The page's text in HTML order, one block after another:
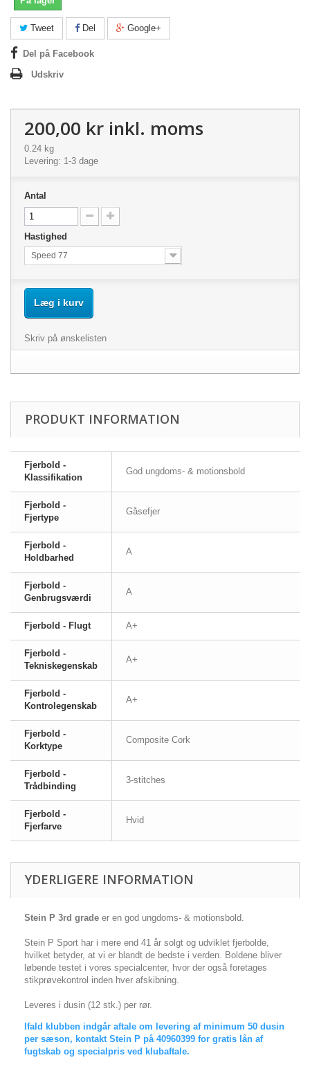
Tweet Del Google+
Del på Facebook
Udskriv
200,00 kr inkl. moms
0.24 kg
Levering: 1-3 dage
Antal
Hastighed
Speed 77
Læg i kurv
Skriv på ønskelisten
PRODUKT INFORMATION
Fjerbold -
Klassifikation
God ungdoms- & motionsbold
Fjerbold -
Fjertype
Gåsefjer
Fjerbold -
Holdbarhed
A
Fjerbold -
Genbrugsværdi
A
Fjerbold - Flugt A+
Fjerbold -
Tekniskegenskab
A+
Fjerbold -
Kontrolegenskab
A+
Fjerbold -
Korktype
Composite Cork
Fjerbold -
Trådbinding
3-stitches
Fjerbold -
Fjerfarve
Hvid
YDERLIGERE INFORMATION
Stein P 3rd grade er en god ungdoms- & motionsbold.
Stein P Sport har i mere end 41 år solgt og udviklet fjerbolde,
hvilket betyder, at vi er blandt de bedste i verden. Boldene bliver
løbende testet i vores specialcenter, hvor der også foretages
stikprøvekontrol inden hver afskibning.
Leveres i dusin (12 stk.) per rør.
Ifald klubben indgår aftale om levering af minimum 50 dusin
per sæson, kontakt Stein P på 40960399 for gratis lån af
fugtskab og specialpris ved klubaftale.